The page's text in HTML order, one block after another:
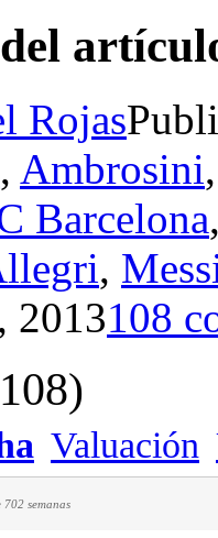
Rojas
, Ambrosini
Barcelona
,
2013108
108)
Valuación
702 semanas